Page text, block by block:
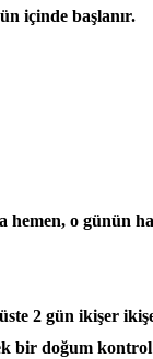
içinde başlanır.
o günün
2 gün ikişer
bir doğum kontrol